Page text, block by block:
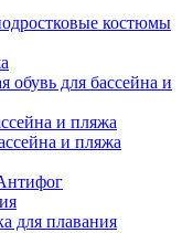
костюмы
обувь для бассейна и
и пляжа
и пляжа
для плавания